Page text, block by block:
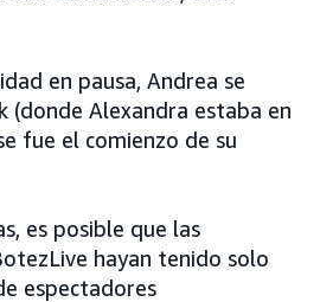
en pausa, Andrea se
(donde Alexandra estaba en
fue el comienzo de su
es posible que las
hayan tenido solo
espectadores